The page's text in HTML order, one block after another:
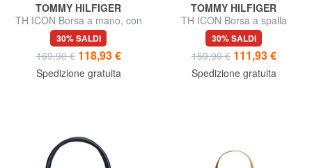
TOMMY HILFIGER
TH ICON Borsa a mano, con
tracolla
30% SALDI
169,90 € 118,93 €
Spedizione gratuita
TOMMY HILFIGER
TH ICON Borsa a spalla
30% SALDI
159,90 € 111,93 €
Spedizione gratuita